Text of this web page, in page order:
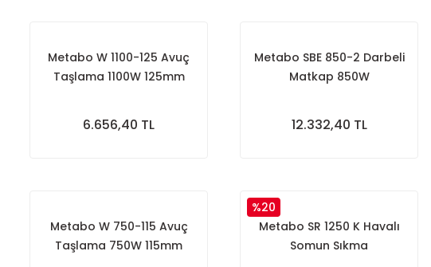
Metabo W 1100-125 Avuç
Taşlama 1100W 125mm
6.656,40 TL
Metabo SBE 850-2 Darbeli
Matkap 850W
12.332,40 TL
Metabo W 750-115 Avuç
Taşlama 750W 115mm
%20
Metabo SR 1250 K Havalı
Somun Sıkma